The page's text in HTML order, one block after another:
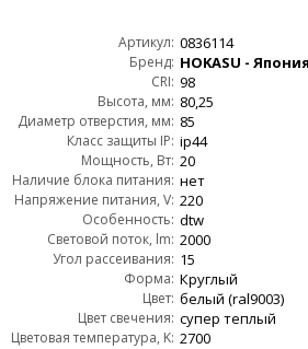
Артикул: 0836114
Бренд: HOKASU - Япония
CRI: 98
Высота, мм: 80,25
Диаметр отверстия, мм: 85
Класс защиты IP: ip44
Мощность, Вт: 20
Наличие блока питания: нет
Напряжение питания, V: 220
Особенность: dtw
Световой поток, lm: 2000
Угол рассеивания: 15
Форма: Круглый
Цвет: белый (ral9003)
Цвет свечения: супер теплый
Цветовая температура, K: 2700